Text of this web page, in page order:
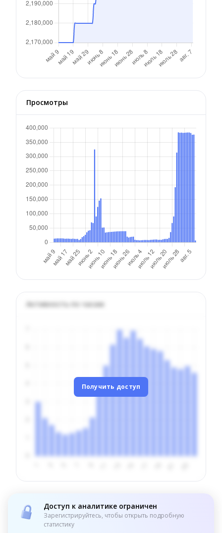
Просмотры
Активность по часам
Получить доступ
Доступ к аналитике ограничен
Зарегистрируйтесь, чтобы открыть подробную
статистику